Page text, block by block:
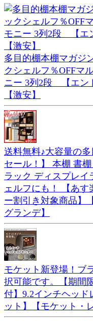
多目的棚本棚マガジ
クシェルフ％OFFマ
ニー 3列2段 【エン
【激安】
送料無料♪大容量の
セール！】 本棚 書
ラック ディスプレイ
ェルフにも！ 【あす
ー割引き対象商品】
グランデ】
モケット新登場！ブ
択可能です。【期間
付】9.2インチヘッ
ット】【モケット・